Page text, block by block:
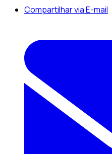
Compartilhar via E-mail